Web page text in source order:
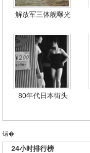
解放军三体舰曝光
80年代日本街头
锘�
24小时排行榜